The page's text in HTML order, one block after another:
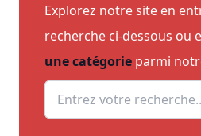
Explorez notre site en
recherche ci-dessous ou
une catégorie parmi